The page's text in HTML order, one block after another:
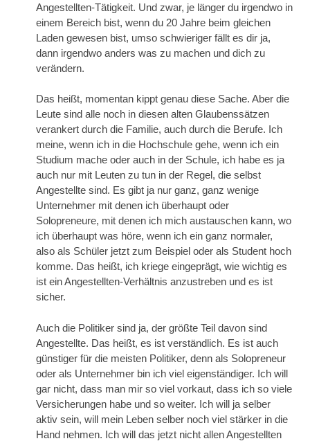
Angestellten-Tätigkeit. Und zwar, je länger du irgendwo in
einem Bereich bist, wenn du 20 Jahre beim gleichen
Laden gewesen bist, umso schwieriger fällt es dir ja,
dann irgendwo anders was zu machen und dich zu
verändern.
Das heißt, momentan kippt genau diese Sache. Aber die
Leute sind alle noch in diesen alten Glaubenssätzen
verankert durch die Familie, auch durch die Berufe. Ich
meine, wenn ich in die Hochschule gehe, wenn ich ein
Studium mache oder auch in der Schule, ich habe es ja
auch nur mit Leuten zu tun in der Regel, die selbst
Angestellte sind. Es gibt ja nur ganz, ganz wenige
Unternehmer mit denen ich überhaupt oder
Solopreneure, mit denen ich mich austauschen kann, wo
ich überhaupt was höre, wenn ich ein ganz normaler,
also als Schüler jetzt zum Beispiel oder als Student hoch
komme. Das heißt, ich kriege eingeprägt, wie wichtig es
ist ein Angestellten-Verhältnis anzustreben und es ist
sicher.
Auch die Politiker sind ja, der größte Teil davon sind
Angestellte. Das heißt, es ist verständlich. Es ist auch
günstiger für die meisten Politiker, denn als Solopreneur
oder als Unternehmer bin ich viel eigenständiger. Ich will
gar nicht, dass man mir so viel vorkaut, dass ich so viele
Versicherungen habe und so weiter. Ich will ja selber
aktiv sein, will mein Leben selber noch viel stärker in die
Hand nehmen. Ich will das jetzt nicht allen Angestellten